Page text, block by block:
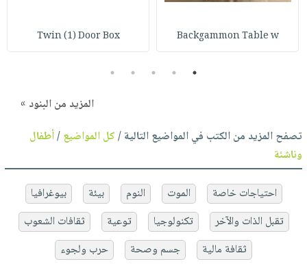
Backgammon Table w
Twin (1) Door Box
1
2
3
4
5
المزيد من البنود »
تصفح المزيد من الكتب في المواضيع التالية /كل المواضيع/أطفال
وناشئة
احتياجات خاصة الموت النوم بيئة
بيوغرافيا
تقبل الذات والآخر
تكنولوجيا توعية
ثقافات الشعوب
ثقافة مالية
جسم وصحة
حرب ولجوء